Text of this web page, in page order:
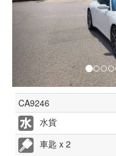
CA9246
水貨
車匙 x 2